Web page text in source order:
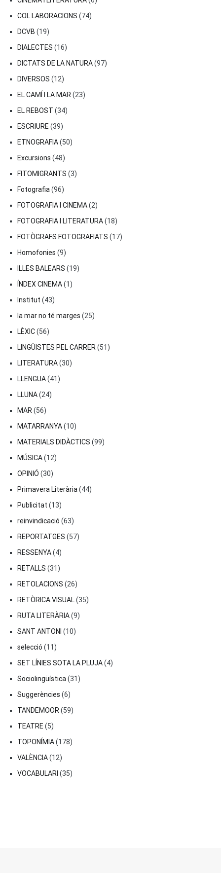
COL.LABORACIONS (74)
DCVB (19)
DIALECTES (16)
DICTATS DE LA NATURA(97)
DIVERSOS (12)
EL CAMÍ I LA MAR (23)
EL REBOST (34)
ESCRIURE (39)
ETNOGRAFIA(50)
Excursions (48)
FITOMIGRANTS (3)
Fotografia (96)
FOTOGRAFIA I CINEMA(2)
FOTOGRAFIA I LITERATURA(18)
FOTÒGRAFS FOTOGRAFIATS (17)
Homofonies (9)
ILLES BALEARS (19)
ÍNDEX CINEMA(1)
Institut (43)
la mar no té marges (25)
LÈXIC(56)
LINGÜISTES PEL CARRER (51)
LITERATURA(30)
LLENGUA(41)
LLUNA(24)
MAR (56)
MATARRANYA(10)
MATERIALS DIDÀCTICS (99)
MÚSICA(12)
OPINIÓ (30)
Primavera Literària (44)
Publicitat (13)
reinvindicació (63)
REPORTATGES (57)
RESSENYA(4)
RETALLS (31)
RETOLACIONS (26)
RETÒRICA VISUAL(35)
RUTA LITERÀRIA(9)
SANT ANTONI (10)
selecció (11)
SET LÍNIES SOTA LA PLUJA(4)
Sociolingüística (31)
Suggerències (6)
TANDEMOOR (59)
TEATRE (5)
TOPONÍMIA(178)
VALÈNCIA(12)
VOCABULARI (35)